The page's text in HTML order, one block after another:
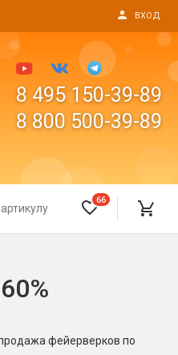
ВХОД
8 495 150-39-89
8 800 500-39-89
(холодные)
66
фейерверков по